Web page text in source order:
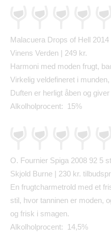
Malacuera Drops of Hell 2014
Vinens Verden | 249 kr.
Harmoni med moden frugt,
Virkelig veldefineret i
Duften er herligt åben og
Alkolholprocent: 15%
O. Fournier Spiga 2008 92 5
Skjold Burne | 230 kr.
En frugtcharmetrold med et
stil, hvor tanninen er moden,
og frisk i smagen.
Alkolholprocent: 14,5%